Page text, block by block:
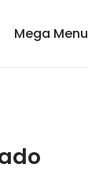
Mega Menu